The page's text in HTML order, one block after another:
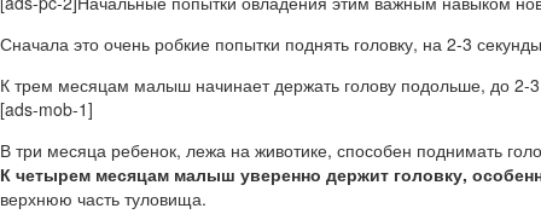
Сначала это очень робкие попытки поднять головку, на 2-3
К трем месяцам малыш начинает держать голову подольше, до 2-
[ads-mob-1]
В три месяца ребенок, лежа на животике, способен поднимать
К четырем месяцам малыш уверенно держит головку,
верхнюю часть туловища.